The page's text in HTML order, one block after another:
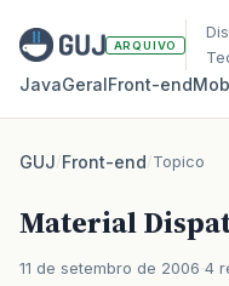
ARQUIVO
JavaGeralFront‑end
GUJ/Front-end/Topico
Material
11 de setembro de 2006 4